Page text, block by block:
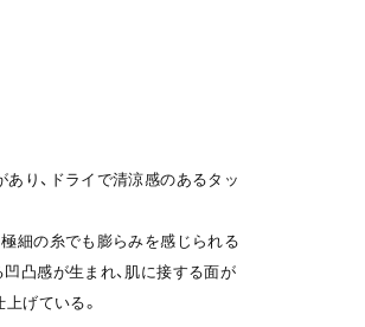
り、ドライで清涼感のあるタッ
細の糸でも膨らみを感じられる
凸感が生まれ、肌に接する面が
げている。